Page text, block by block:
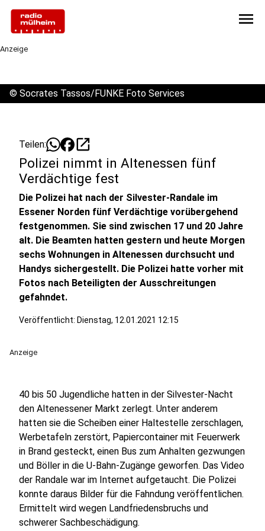
menu
Anzeige
© Socrates Tassos/FUNKE Foto Services
Teilen: open_in_new
Polizei nimmt in Altenessen fünf
Verdächtige fest
Die Polizei hat nach der Silvester-Randale im
Essener Norden fünf Verdächtige vorübergehend
festgenommen. Sie sind zwischen 17 und 20 Jahre
alt. Die Beamten hatten gestern und heute Morgen
sechs Wohnungen in Altenessen durchsucht und
Handys sichergestellt. Die Polizei hatte vorher mit
Fotos nach Beteiligten der Ausschreitungen
gefahndet.
Veröffentlicht: Dienstag, 12.01.2021 12:15
Anzeige
40 bis 50 Jugendliche hatten in der Silvester-Nacht
den Altenessener Markt zerlegt. Unter anderem
hatten sie die Scheiben einer Haltestelle zerschlagen,
Werbetafeln zerstört, Papiercontainer mit Feuerwerk
in Brand gesteckt, einen Bus zum Anhalten gezwungen
und Böller in die U-Bahn-Zugänge geworfen. Das Video
der Randale war im Internet aufgetaucht. Die Polizei
konnte daraus Bilder für die Fahndung veröffentlichen.
Ermittelt wird wegen Landfriedensbruchs und
schwerer Sachbeschädigung.